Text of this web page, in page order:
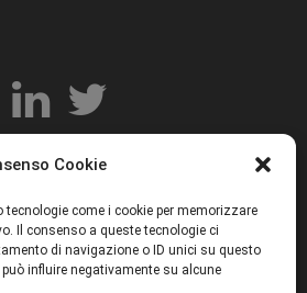
Cookie
come i cookie per memorizzare
Il consenso a queste tecnologie ci
di navigazione o ID unici su questo
influire negativamente su alcune